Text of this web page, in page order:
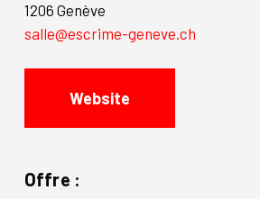
1206 Genève
salle@escrime-geneve.ch
Website
Offre :